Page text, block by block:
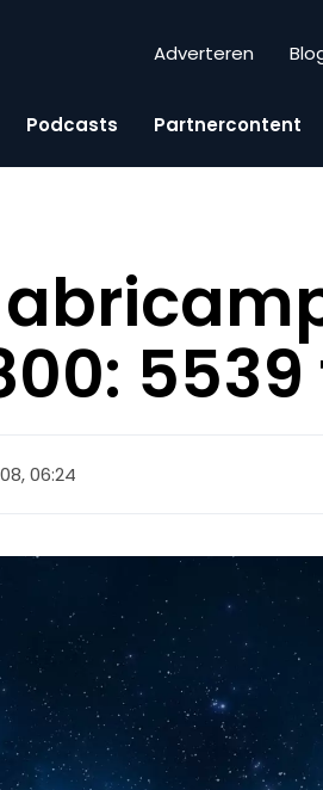
Adverteren
Podcasts Partnercontent
5539
06:24